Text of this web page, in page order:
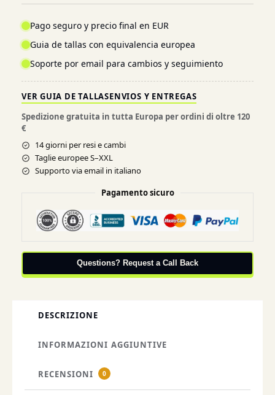
Pago seguro y precio final en EUR
Guia de tallas con equivalencia europea
Soporte por email para cambios y seguimiento
VER GUIA DE TALLASENVIOS Y ENTREGAS
Spedizione gratuita in tutta Europa per ordini di oltre 120
€
14 giorni per resi e cambi
Taglie europee S–XXL
Supporto via email in italiano
Pagamento sicuro
Questions? Request a Call Back
DESCRIZIONE
INFORMAZIONI AGGIUNTIVE
RECENSIONI 0